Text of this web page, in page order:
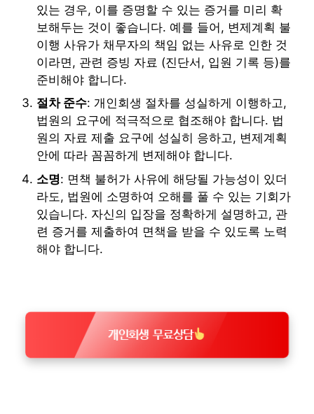
있는 경우, 이를 증명할 수 있는 증거를 미리 확
보해두는 것이 좋습니다. 예를 들어, 변제계획 불
이행 사유가 채무자의 책임 없는 사유로 인한 것
이라면, 관련 증빙 자료 (진단서, 입원 기록 등)를
준비해야 합니다.
절차 준수: 개인회생 절차를 성실하게 이행하고,
법원의 요구에 적극적으로 협조해야 합니다. 법
원의 자료 제출 요구에 성실히 응하고, 변제계획
안에 따라 꼼꼼하게 변제해야 합니다.
소명: 면책 불허가 사유에 해당될 가능성이 있더
라도, 법원에 소명하여 오해를 풀 수 있는 기회가
있습니다. 자신의 입장을 정확하게 설명하고, 관
련 증거를 제출하여 면책을 받을 수 있도록 노력
해야 합니다.
개인회생 무료상담